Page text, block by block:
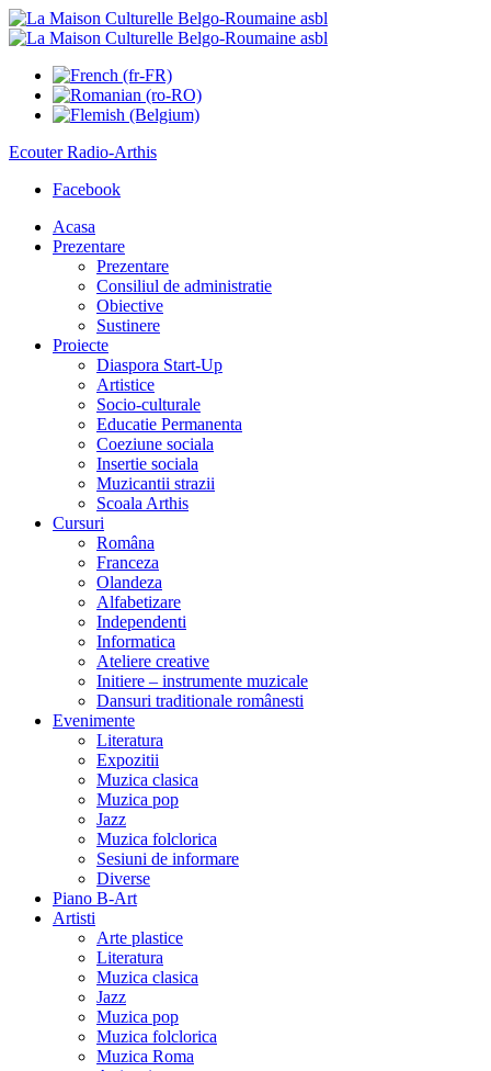
EcouterRadio-Arthis
Facebook
Acasa
Prezentare
Prezentare
Consiliul de administratie
Obiective
Sustinere
Proiecte
Diaspora Start-Up
Artistice
Socio-culturale
Educatie Permanenta
Coeziune sociala
Insertie sociala
Muzicantii strazii
Scoala Arthis
Cursuri
Româna
Franceza
Olandeza
Alfabetizare
Independenti
Informatica
Ateliere creative
Initiere – instrumente muzicale
Dansuri traditionale românesti
Evenimente
Literatura
Expozitii
Muzica clasica
Muzica pop
Jazz
Muzica folclorica
Sesiuni de informare
Diverse
Piano B-Art
Artisti
Arte plastice
Literatura
Muzica clasica
Jazz
Muzica pop
Muzica folclorica
Muzica Roma